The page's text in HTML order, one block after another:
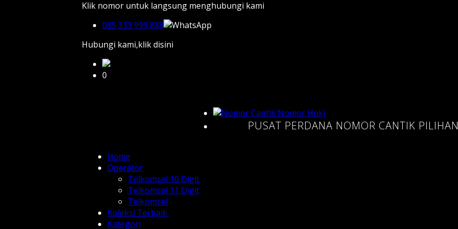
Klik nomor untuk langsung menghubungi kami
085 333 999 888
Hubungi kami,klik disini
0
PUSAT PERDANA NOMOR CANTIK
Home
Operator
Telkomsel 10 Digit
Telkomsel 11 Digit
Telkomsel
Koleksi Terbaik
Kategori